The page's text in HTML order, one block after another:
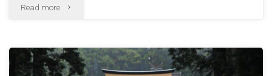
景
静
Read more "富
山